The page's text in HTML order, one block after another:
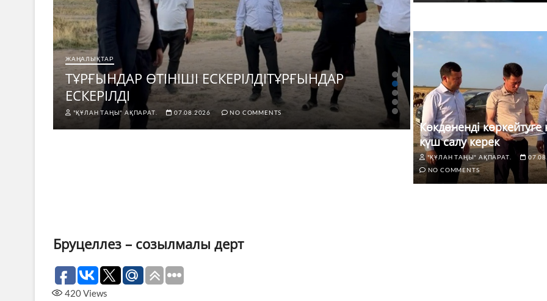
ЖАҢАЛЫҚТАР
ТҰРҒЫНДАР ӨТІНІШІ ЕСКЕРІЛДІТҰРҒЫНДАР
ЕСКЕРІЛДІ
"ҚҰЛАН ТАҢЫ" АҚПАРАТ. 07.08.2026 NO COMMENTS
ЖАҢАЛЫҚТАР
Көкдөненді
"ҚҰЛАН ТАҢЫ" АҚПАРАТ.
Көкдөненді көркейтуге
күш салу керек
"ҚҰЛАН ТАҢЫ" АҚПАРАТ.
NO COMMENTS
Бруцеллез – созылмалы дерт
420Views